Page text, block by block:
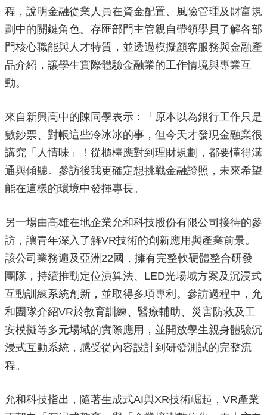
Facebook
Instagram
Line
隱
私
及
安
全
政
策
政
站
資
料
開
放
宣
告
程，說明金融從業人員在資金配置、風險管理及財富規
劃中的關鍵角色。存匯部門主管親自帶領學員了解各部
門核心職能與人才特質，並透過模擬顧客服務與金融產
品介紹，讓學生實際體驗金融業的工作情境與專業互
動。
來自新興高中的陳同學表示：「原本以為銀行工作只是
數鈔票、對帳這些冷冰冰的事，但今天才發現金融業很
講究「人情味」！從櫃檯應對到理財規劃，都要懂得溝
通與傾聽。參訪後我更確定想挑戰金融證照，未來希望
能在這樣的環境中發揮專長。
另一場由高雄在地企業允和科技股份有限公司接待的參
訪，讓青年深入了解VR技術的創新應用與產業前景。
該公司業務遍及亞洲22國，擁有完整軟硬體整合研發
團隊，持續推動定位演算法、LED光場域方案及沉浸式
互動訓練系統創新，並取得多項專利。參訪過程中，允
和團隊介紹VR於教育訓練、醫療輔助、災害防救及工
安模擬等多元場域的實際應用，並開放學生親身體驗沉
浸式互動系統，感受從內容設計到研發測試的完整流
程。
允和科技指出，隨著生成式AI與XR技術崛起，VR產業